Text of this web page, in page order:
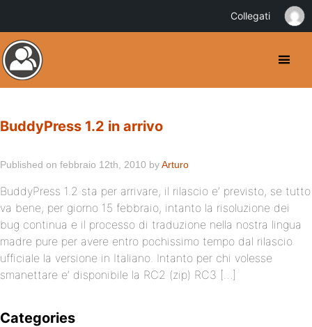
BuddyPress 1.2 in arrivo
Published on febbraio 12th, 2010 byArturo
BuddyPress 1.2 sta per arrivare, il rilascio e’ previsto, se tutto
va bene, per giorno 15 febbraio, intanto la risoluzione dei
bug continua e il processo di traduzione nella nostra lingua
madre pure per avere entro pochissimo tempo dal rilascio
ufficiale la versione in Italiano. Intanto per chi volesse
smanettare e’ disponibile la RC2 (zip) RC3 […]
Categories
Collegati